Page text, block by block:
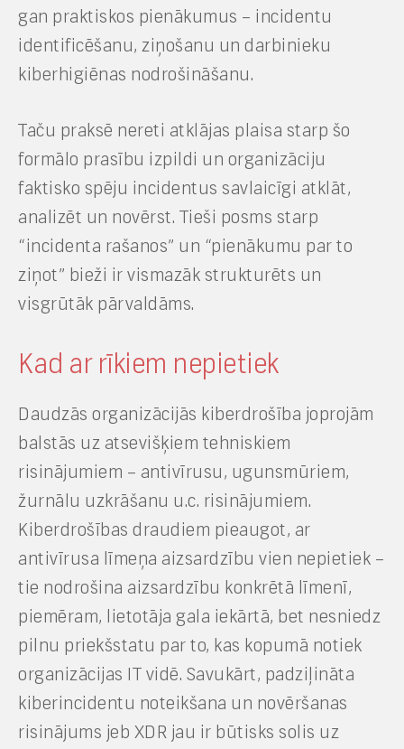
gan praktiskos pienākumus – incidentu
identificēšanu, ziņošanu un darbinieku
kiberhigiēnas nodrošināšanu.
Taču praksē nereti atklājas plaisa starp šo
formālo prasību izpildi un organizāciju
faktisko spēju incidentus savlaicīgi atklāt,
analizēt un novērst. Tieši posms starp
“incidenta rašanos” un “pienākumu par to
ziņot” bieži ir vismazāk strukturēts un
visgrūtāk pārvaldāms.
Kad ar rīkiem nepietiek
Daudzās organizācijās kiberdrošība joprojām
balstās uz atsevišķiem tehniskiem
risinājumiem – antivīrusu, ugunsmūriem,
žurnālu uzkrāšanu u.c. risinājumiem.
Kiberdrošības draudiem pieaugot, ar
antivīrusa līmeņa aizsardzību vien nepietiek –
tie nodrošina aizsardzību konkrētā līmenī,
piemēram, lietotāja gala iekārtā, bet nesniedz
pilnu priekšstatu par to, kas kopumā notiek
organizācijas IT vidē. Savukārt, padziļināta
kiberincidentu noteikšana un novēršanas
risinājums jeb XDR jau ir būtisks solis uz